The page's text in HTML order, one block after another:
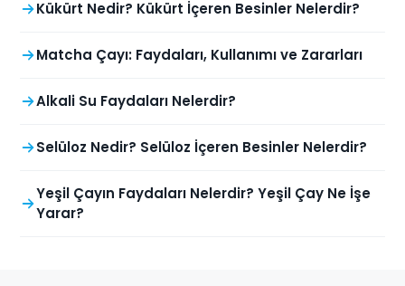
Kükürt Nedir? Kükürt İçeren Besinler Nelerdir?
Matcha Çayı: Faydaları, Kullanımı ve Zararları
Alkali Su Faydaları Nelerdir?
Selüloz Nedir? Selüloz İçeren Besinler Nelerdir?
Yeşil Çayın Faydaları Nelerdir? Yeşil Çay Ne İşe
Yarar?